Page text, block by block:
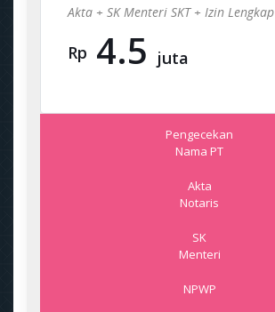
Akta + SK Menteri SKT + Izin Lengkap
Rp 4.5 juta
Pengecekan
Nama PT
Akta
Notaris
SK
Menteri
NPWP